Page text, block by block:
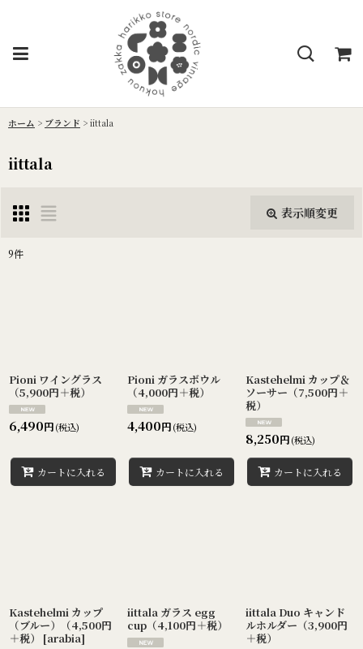
ホーム > ブランド > iittala
iittala
表示順変更
絞り込む
9件
Pioni ワイングラス
（5,900円＋税）
6,490円(税込)
カートに入れる
Pioni ガラスボウル
（4,000円＋税）
4,400円(税込)
カートに入れる
Kastehelmi カップ＆
ソーサー（7,500円＋
税）
8,250円(税込)
カートに入れる
Kastehelmi カップ
（ブルー）（4,500円
＋税）
[arabia]
iittala ガラス egg
cup（4,100円＋税）
iittala Duo キャンド
ルホルダー（3,900円
＋税）